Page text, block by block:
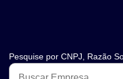
Pesquise por CNPJ, Razão